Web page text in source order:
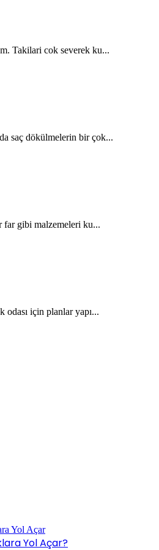
Takilari cok severek ku...
saç dökülmelerin bir çok...
far gibi malzemeleri ku...
odası için planlar yapı...
Yol Açar?